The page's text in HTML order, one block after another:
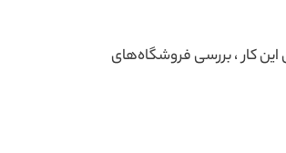
کار ، بررسی فروشگاه‌های